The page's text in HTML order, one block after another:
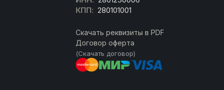
КПП: 280101001
Скачать реквизиты в PDF
Договор оферта
(Скачать договор)